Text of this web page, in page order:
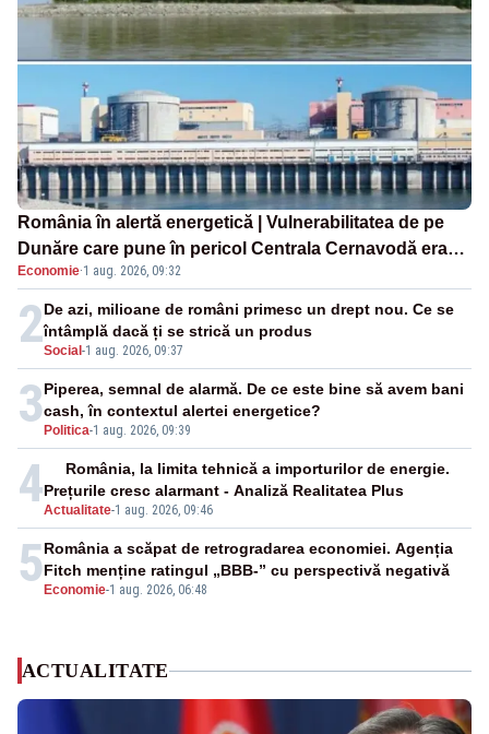
România în alertă energetică | Vulnerabilitatea de pe
Dunăre care pune în pericol Centrala Cernavodă era
cunoscută de pe vremea lui Ceaușescu
Economie·1 aug. 2026, 09:32
2Social -1 aug. 2026, 09:37
De azi, milioane de români primesc un drept nou. Ce se
întâmplă dacă ți se strică un produs
3 Politica-1 aug. 2026, 09:39
Piperea, semnal de alarmă. De ce este bine să avem bani
cash, în contextul alertei energetice?
4Actualitate-1 aug. 2026, 09:46
România, la limita tehnică a importurilor de energie.
Prețurile cresc alarmant - Analiză Realitatea Plus
5 Economie-1 aug. 2026, 06:48
România a scăpat de retrogradarea economiei. Agenția
Fitch menține ratingul „BBB-” cu perspectivă negativă
ACTUALITATE